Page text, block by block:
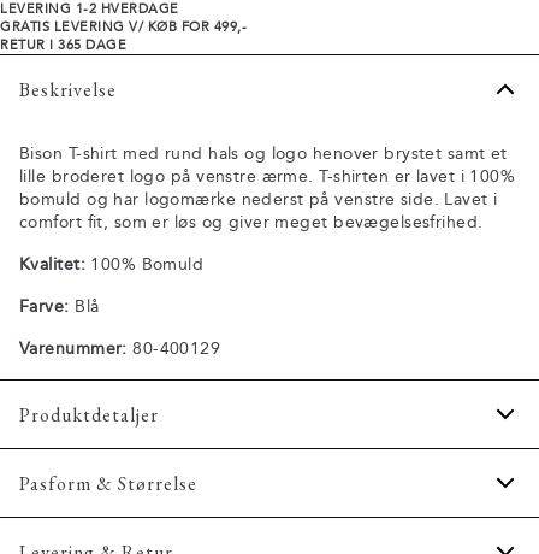
LEVERING 1-2 HVERDAGE
GRATIS LEVERING V/ KØB FOR 499,-
RETUR I 365 DAGE
Beskrivelse
Bison T-shirt med rund hals og logo henover brystet samt et
lille broderet logo på venstre ærme. T-shirten er lavet i 100%
bomuld og har logomærke nederst på venstre side. Lavet i
comfort fit, som er løs og giver meget bevægelsesfrihed.
Kvalitet:100% Bomuld
Farve: Blå
Varenummer: 80-400129
Produktdetaljer
Logo på venstre ærme.
Logo printet henover brystet.
Pasform & Størrelse
Fit:Comfort fit